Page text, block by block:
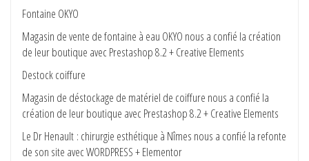
Fontaine OKYO
Magasin de vente de fontaine à eau OKYO nous a confié la création
de leur boutique avec Prestashop 8.2 + Creative Elements
Destock coiffure
Magasin de déstockage de matériel de coiffure nous a confié la
création de leur boutique avec Prestashop 8.2 + Creative Elements
Le Dr Henault : chirurgie esthétique à Nîmes nous a confié la refonte
de son site avec WORDPRESS + Elementor